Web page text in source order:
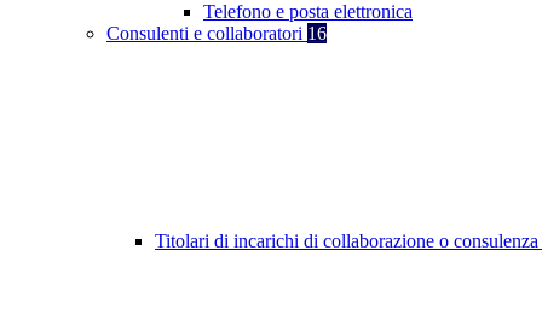
Telefono e posta elettronica
Consulenti e collaboratori 16
Titolari di incarichi di collaborazione o consulenza